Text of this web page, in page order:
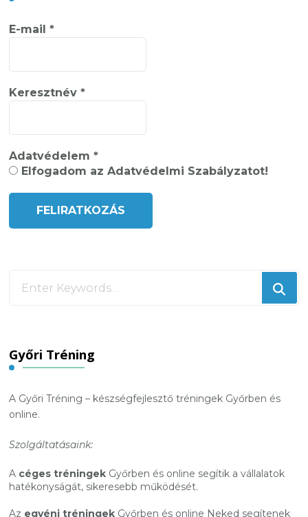
E-mail*
Keresztnév*
Adatvédelem*
Elfogadom az Adatvédelmi Szabályzatot!
Győri Tréning
A Győri Tréning – készségfejlesztő tréningek Győrben és
online.
Szolgáltatásaink:
A céges tréningek Győrben és online segítik a vállalatok
hatékonyságát, sikeresebb működését.
Az egyéni tréningek Győrben és online Neked segítenek